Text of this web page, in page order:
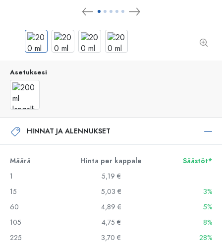
Asetuksesi
HINNAT JA ALENNUKSET
Määrä Hinta per kappale
Säästöt*
1
5,19 €
15
5,03 €
3%
60
4,89 €
5%
105
4,75 €
8%
225
3,70 €
28%